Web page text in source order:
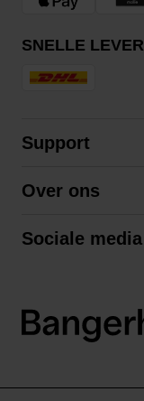
SNELLE
Support
Retourneren
Over ons
Sociale media
LinkedIn